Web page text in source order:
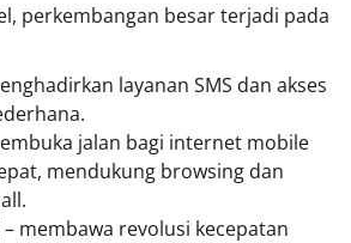
perkembangan besar terjadi pada
layanan SMS dan akses
jalan bagi internet mobile
mendukung browsing dan
– membawa revolusi kecepatan